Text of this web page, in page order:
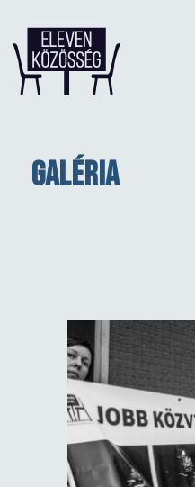
Galéria